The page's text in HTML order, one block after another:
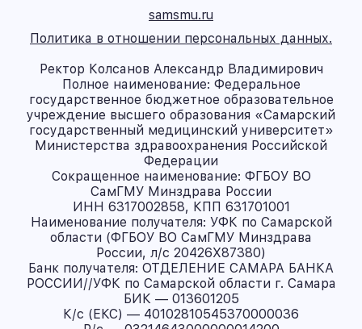
samsmu.ru
Политика в отношении персональных данных.
Ректор Колсанов Александр Владимирович
Полное наименование: Федеральное
государственное бюджетное образовательное
учреждение высшего образования «Самарский
государственный медицинский университет»
Министерства здравоохранения Российской
Федерации
Сокращенное наименование: ФГБОУ ВО
СамГМУ Минздрава России
ИНН 6317002858, КПП 631701001
Наименование получателя: УФК по Самарской
области (ФГБОУ ВО СамГМУ Минздрава
России, л/с 20426X87380)
Банк получателя: ОТДЕЛЕНИЕ САМАРА БАНКА
РОССИИ//УФК по Самарской области г. Самара
БИК — 013601205
К/с (ЕКС) — 40102810545370000036